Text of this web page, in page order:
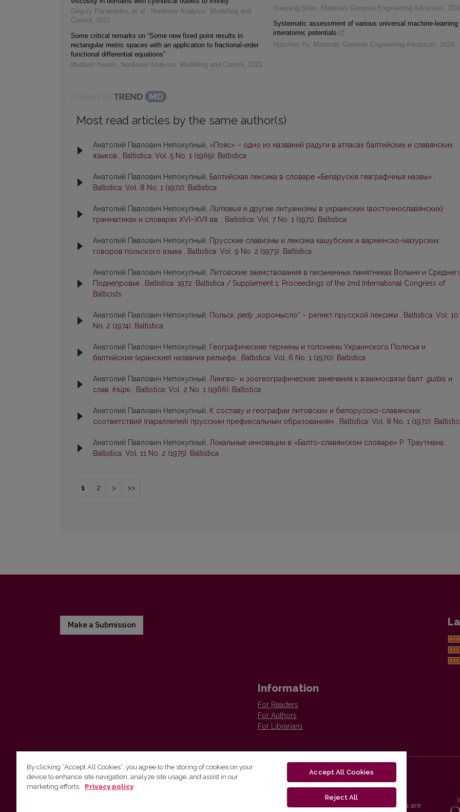
Grigory Panasenko, et al. , Nonlinear Analysis: Modelling and
Control , 2021
Some critical remarks on “Some new fixed point results in
rectangular metric spaces with an application to fractional-order
functional differential equations”
Mudasir Younis, Nonlinear Analysis: Modelling and Control , 2022
Xueyang Shen, Materials Genome Engineering Advances,
Systematic assessment of various universal machine-learning
interatomic potentials
Haochen Yu, Materials Genome Engineering Advances, 2024
Most read articles by the same author(s)
Анатолий Павлович Непокупный, «Пояс» – одно из названий радуги в атласах балтийских и славянских
языков , Baltistica: Vol. 5 No. 1 (1969): Baltistica
Анатолий Павлович Непокупный, Балтийская лексика в словаре «Беларускія геаграфічныя назвы» ,
Baltistica: Vol. 8 No. 1 (1972): Baltistica
Анатолий Павлович Непокупный, Литавия и другие литуанизмы в украинских (восточнославянских)
грамматиках и словарях XVI–XVII вв. , Baltistica: Vol. 7 No. 1 (1971): Baltistica
Анатолий Павлович Непокупный, Прусские славизмы и лексика кашубских и варминско-мазурских
говоров польского языка , Baltistica: Vol. 9 No. 2 (1973): Baltistica
Анатолий Павлович Непокупный, Литовские заимствования в письменных памятниках Волыни и
Поднепровья , Baltistica: 1972: Baltistica / Supplement 1: Proceedings of the 2nd International Congress of
Balticists
Анатолий Павлович Непокупный, Польск. pedy „коромысло“ – реликт прусской лексики , Baltistica: Vol. 10
No. 2 (1974): Baltistica
Анатолий Павлович Непокупный, Географические термины и топонимы Украинского Полесья и
балтийские (иранские) названия рельефа , Baltistica: Vol. 6 No. 1 (1970): Baltistica
Анатолий Павлович Непокупный, Лингво- и зоогеографические замечания к взаимосвязи балт. gulbis и
слав. kъlpь , Baltistica: Vol. 2 No. 1 (1966): Baltistica
Анатолий Павлович Непокупный, К составу и географии литовских и белорусско-славянских
соответствий (параллелей) прусским префиксальным образованиям , Baltistica: Vol. 8 No. 1 (1972):
Анатолий Павлович Непокупный, Локальные инновации в «Балто-славянском словаре» Р. Траутмана ,
Baltistica: Vol. 11 No. 2 (1975): Baltistica
1 2 > >>
Make a Submission
Information
For Readers
For Authors
For Librarians
Vilnius University Press
Vilnius University Press platform and metadata are
By clicking “Accept All Cookies”, you agree to the storing of cookies on your
device to enhance site navigation, analyze site usage, and assist in our
marketing efforts.
Privacy policy
Accept All Cookies
Reject All